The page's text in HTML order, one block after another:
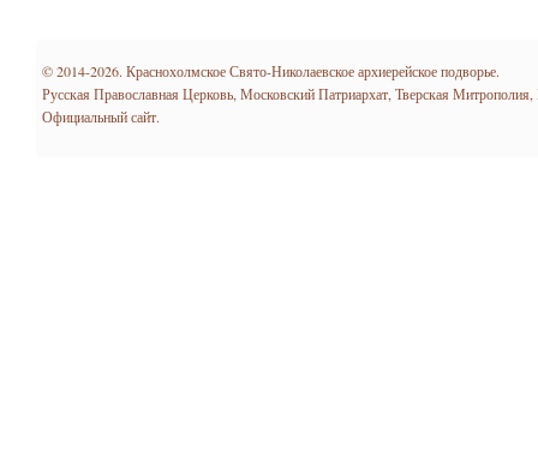
© 2014-2026. Краснохолмское Свято-Николаевское архиерейское подворье.
Русская Православная Церковь, Московский Патриархат, Тверская
Официальный сайт.